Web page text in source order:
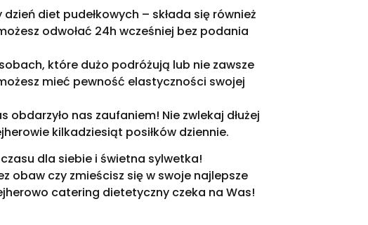
diet pudełkowych – składa się również
odwołać 24h wcześniej bez podania
które dużo podróżują lub nie zawsze
mieć pewność elastyczności swojej
nas zaufaniem! Nie zwlekaj dłużej
kilkadziesiąt posiłków dziennie.
dla siebie i świetna sylwetka!
obaw czy zmieścisz się w swoje najlepsze
catering dietetyczny czeka na Was!